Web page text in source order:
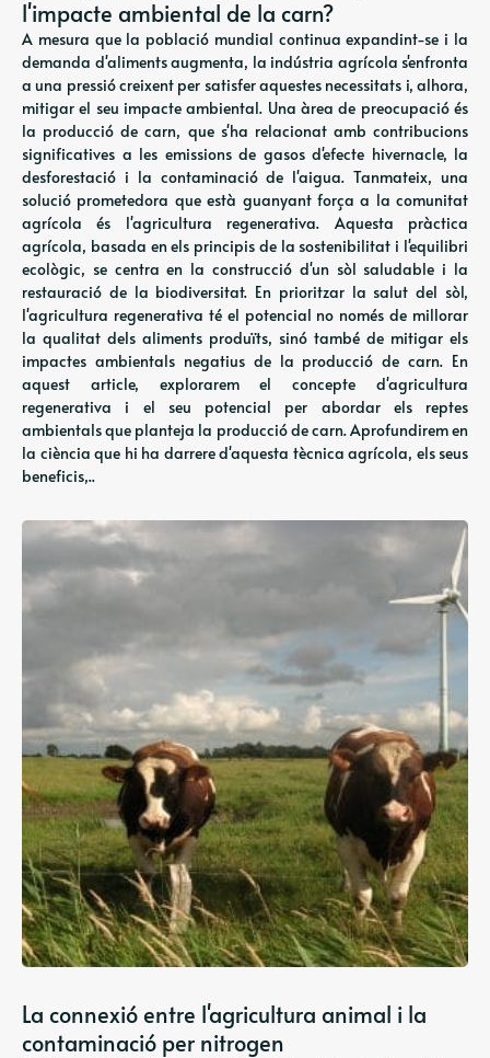
l'impacte ambiental de la carn?
A mesura que la població mundial continua expandint-se i la
demanda d'aliments augmenta, la indústria agrícola s'enfronta
a una pressió creixent per satisfer aquestes necessitats i, alhora,
mitigar el seu impacte ambiental. Una àrea de preocupació és
la producció de carn, que s'ha relacionat amb contribucions
significatives a les emissions de gasos d'efecte hivernacle, la
desforestació i la contaminació de l'aigua. Tanmateix, una
solució prometedora que està guanyant força a la comunitat
agrícola és l'agricultura regenerativa. Aquesta pràctica
agrícola, basada en els principis de la sostenibilitat i l'equilibri
ecològic, se centra en la construcció d'un sòl saludable i la
restauració de la biodiversitat. En prioritzar la salut del sòl,
l'agricultura regenerativa té el potencial no només de millorar
la qualitat dels aliments produïts, sinó també de mitigar els
impactes ambientals negatius de la producció de carn. En
aquest article, explorarem el concepte d'agricultura
regenerativa i el seu potencial per abordar els reptes
ambientals que planteja la producció de carn. Aprofundirem en
la ciència que hi ha darrere d'aquesta tècnica agrícola, els seus
beneficis,..
La connexió entre l'agricultura animal i la
contaminació per nitrogen